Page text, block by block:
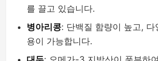
를 끌고 있습니다.
병아리콩: 단백질 함량이 높고, 다
용이 가능합니다.